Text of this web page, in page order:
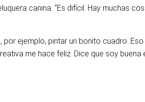
canina. “Es difícil. Hay muchas
ejemplo, pintar un bonito cuadro.
me hace feliz. Dice que soy buena